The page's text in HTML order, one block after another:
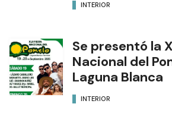
INTERIOR
Se presentó la
Nacional del
Laguna Blanca
INTERIOR